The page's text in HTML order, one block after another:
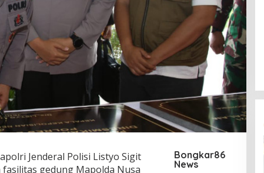
Jenderal Polisi Listyo Sigit
gedung Mapolda Nusa
Bongkar86
News